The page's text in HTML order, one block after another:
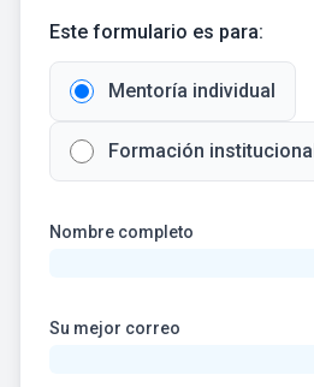
Este formulario es para:
Mentoría individual
Formación
Nombre completo
Su mejor correo